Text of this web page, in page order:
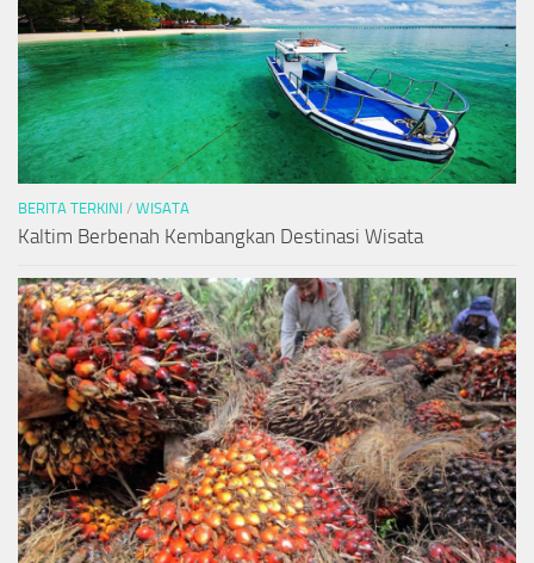
BERITA TERKINI / WISATA
Kaltim Berbenah Kembangkan Destinasi Wisata